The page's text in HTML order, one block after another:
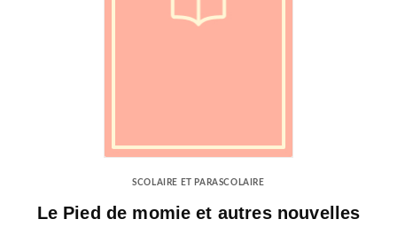
SCOLAIRE ET PARASCOLAIRE
Le Pied de momie et autres nouvelles